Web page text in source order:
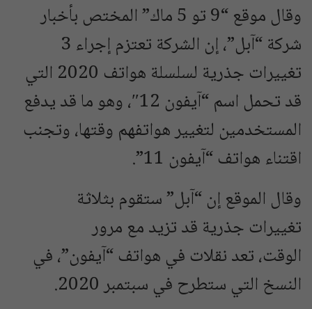
وقال موقع “9 تو 5 ماك” المختص بأخبار
شركة “آبل”، إن الشركة تعتزم إجراء 3
تغييرات جذرية لسلسلة هواتف 2020 التي
قد تحمل اسم “آيفون 12″، وهو ما قد يدفع
المستخدمين لتغيير هواتفهم وقتها، وتجنب
اقتناء هواتف “آيفون 11”.
وقال الموقع إن “آبل” ستقوم بثلاثة
تغييرات جذرية قد تزيد مع مرور
الوقت، تعد نقلات في هواتف “آيفون”، في
النسخ التي ستطرح في سبتمبر 2020.